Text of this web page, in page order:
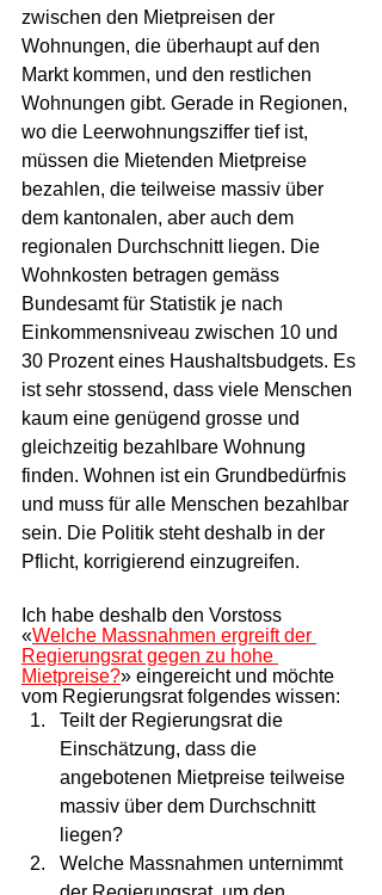
zwischen den Mietpreisen der
Wohnungen, die überhaupt auf den
Markt kommen, und den restlichen
Wohnungen gibt. Gerade in Regionen,
wo die Leerwohnungsziffer tief ist,
müssen die Mietenden Mietpreise
bezahlen, die teilweise massiv über
dem kantonalen, aber auch dem
regionalen Durchschnitt liegen. Die
Wohnkosten betragen gemäss
Bundesamt für Statistik je nach
Einkommensniveau zwischen 10 und
30 Prozent eines Haushaltsbudgets. Es
ist sehr stossend, dass viele Menschen
kaum eine genügend grosse und
gleichzeitig bezahlbare Wohnung
finden. Wohnen ist ein Grundbedürfnis
und muss für alle Menschen bezahlbar
sein. Die Politik steht deshalb in der
Pflicht, korrigierend einzugreifen.
Ich habe deshalb den Vorstoss
«Welche Massnahmen ergreift der
Regierungsrat gegen zu hohe
Mietpreise?» eingereicht und möchte
vom Regierungsrat folgendes wissen:
Teilt der Regierungsrat die
Einschätzung, dass die
angebotenen Mietpreise teilweise
massiv über dem Durchschnitt
liegen?
Welche Massnahmen unternimmt